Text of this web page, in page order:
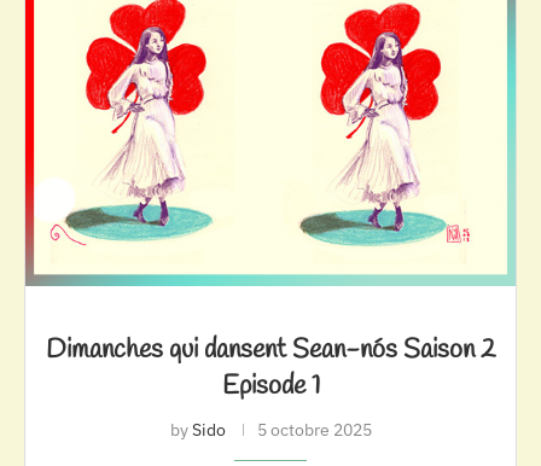
Dimanches qui dansent Sean-nós Saison 2
Episode 1
bySido 5 octobre 2025